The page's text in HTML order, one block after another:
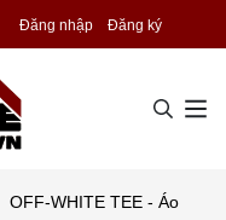
Đăng nhập Đăng ký
OFF-WHITE TEE - Áo